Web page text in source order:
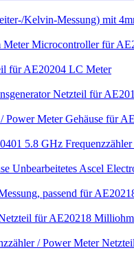
Microcontroller für
für AE20204 LC Meter
Netzteil für
Gehäuse für
Unbearbeitetes Ascel
für AE20218